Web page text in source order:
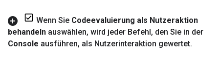
Wenn Sie Codeevaluierung als Nutzeraktion
behandeln auswählen, wird jeder Befehl, den Sie in der
Console ausführen, als Nutzerinteraktion gewertet.